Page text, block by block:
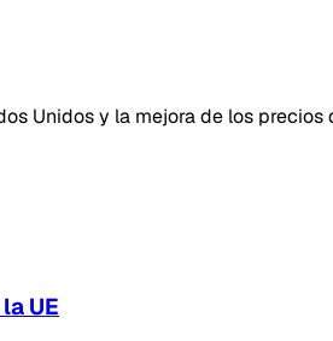
Unidos y la mejora de los
UE